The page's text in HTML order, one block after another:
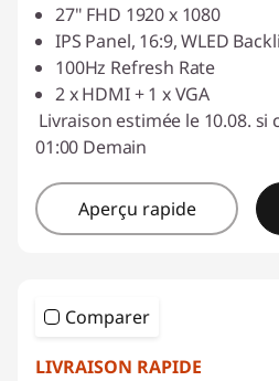
27" FHD 1920 x 1080
IPS Panel, 16:9, WLED
100Hz Refresh Rate
2 x HDMI + 1 x VGA
Livraison estimée le 10.08.
01:00 Demain
Aperçu rapide
Comparer
LIVRAISON RAPIDE